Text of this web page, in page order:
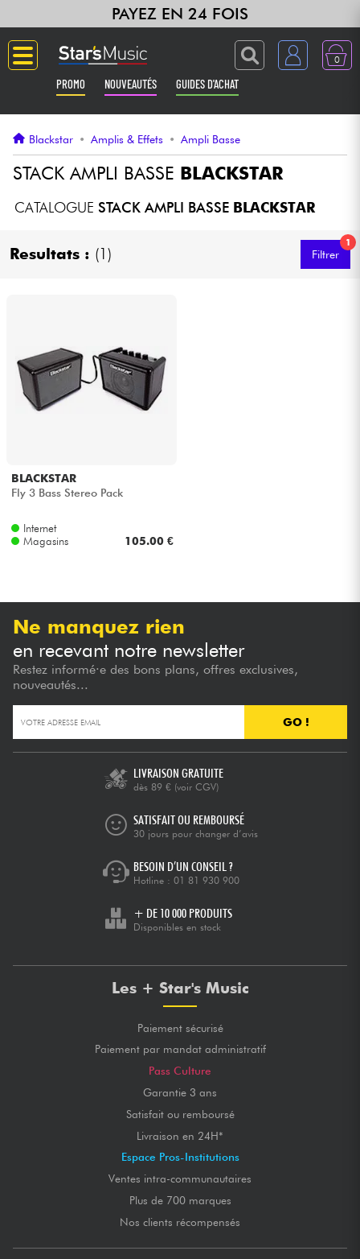
PAYEZ EN 24 FOIS
0
PROMO NOUVEAUTÉS GUIDES D'ACHAT
Guitares & Basses
Amplis & Effets
Claviers & Pianos
Casques
Eclairage
Vents
Violons & Quatuor
Eveil Musical
Voir nos marques
Blackstar • Amplis & Effets • Ampli Basse
STACK AMPLI BASSE BLACKSTAR
CATALOGUE STACK AMPLI BASSE BLACKSTAR
Resultats : (1)
1
Filtrer
BLACKSTAR
Fly 3 Bass Stereo Pack
Internet
Magasins
105.00 €
Ne manquez rien
en recevant notre newsletter
Restez informé·e des bons plans, offres exclusives,
nouveautés...
GO !
LIVRAISON GRATUITE
dès 89 € (voir CGV)
SATISFAIT OU REMBOURSÉ
30 jours pour changer d’avis
BESOIN D’UN CONSEIL ?
Hotline : 01 81 930 900
+ DE 10 000 PRODUITS
Disponibles en stock
Les + Star's Music
Paiement sécurisé
Paiement par mandat administratif
Pass Culture
Garantie 3 ans
Satisfait ou remboursé
Livraison en 24H*
Espace Pros-Institutions
Ventes intra-communautaires
Plus de 700 marques
Nos clients récompensés